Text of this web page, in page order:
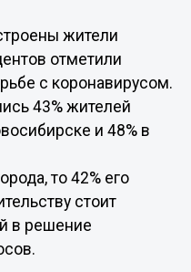
жители
отметили
с коронавирусом.
43% жителей
и 48% в
то 42% его
стоит
в решение